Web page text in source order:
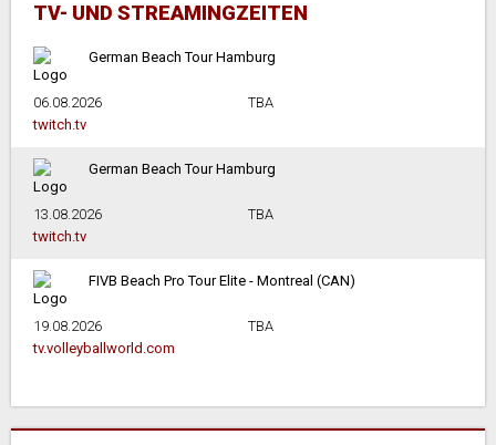
TV- UND STREAMINGZEITEN
German Beach Tour Hamburg
06.08.2026
TBA
twitch.tv
German Beach Tour Hamburg
13.08.2026
TBA
twitch.tv
FIVB Beach Pro Tour Elite - Montreal (CAN)
19.08.2026
TBA
tv.volleyballworld.com